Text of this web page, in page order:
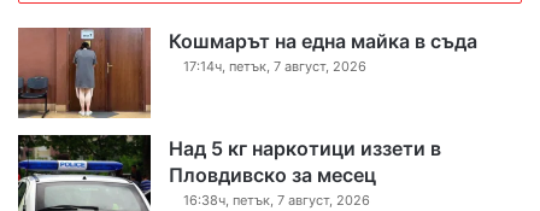
Кошмарът на една майка в съда
17:14ч, петък, 7 август, 2026
Над 5 кг наркотици иззети в
Пловдивско за месец
16:38ч, петък, 7 август, 2026